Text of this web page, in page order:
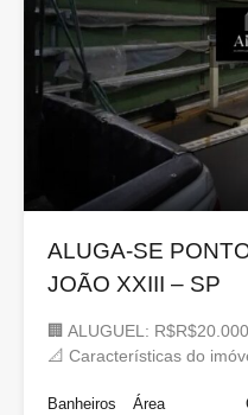
ALUGA-SE
JOÃO XXIII – SP
🏢 ALUGUEL:
📐 Características do
Banheiros
Área